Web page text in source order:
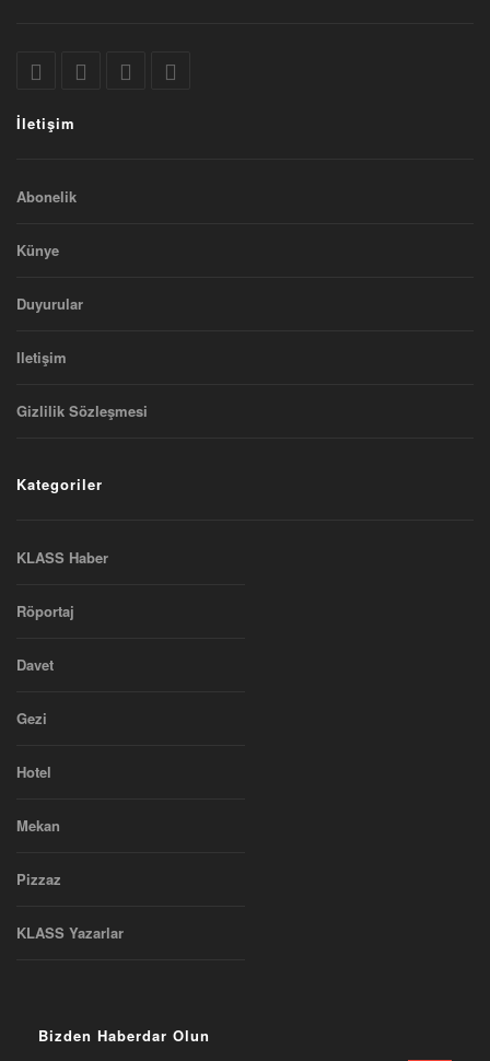
İletişim
Abonelik
Künye
Duyurular
Iletişim
Gizlilik Sözleşmesi
Kategoriler
KLASS Haber
Röportaj
Davet
Gezi
Hotel
Mekan
Pizzaz
KLASS Yazarlar
Bizden Haberdar Olun